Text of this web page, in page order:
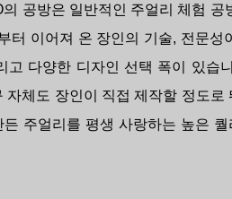
공방은 일반적인 주얼리 체험 공
터 이어져 온 장인의 기술, 전문성
고 다양한 디자인 선택 폭이 있습
자체도 장인이 직접 제작할 정도로
주얼리를 평생 사랑하는 높은 퀄